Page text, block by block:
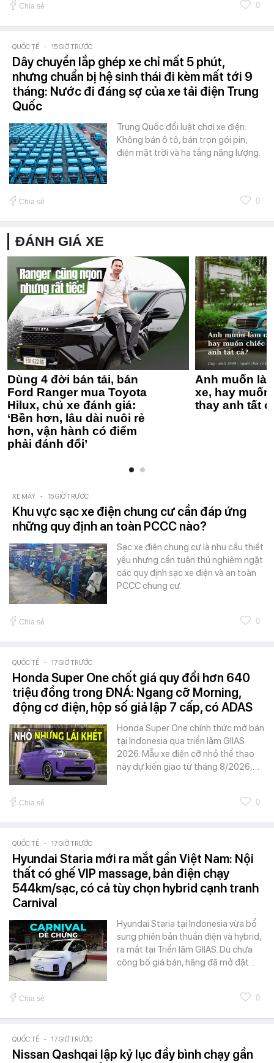
Chia sẻ 0
QUỐC TẾ - 15 GIỜ TRƯỚC
Dây chuyền lắp ghép xe chỉ mất 5 phút,
nhưng chuẩn bị hệ sinh thái đi kèm mất tới 9
tháng: Nước đi đáng sợ của xe tải điện Trung
Quốc
Trung Quốc đổi luật chơi xe điện:
Không bán ô tô, bán trọn gói pin,
điện mặt trời và hạ tầng năng lượng.
Chia sẻ 0
ĐÁNH GIÁ XE
Dùng 4 đời bán tải, bán
Ford Ranger mua Toyota
Hilux, chủ xe đánh giá:
‘Bền hơn, lâu dài nuôi rẻ
hơn, vận hành có điểm
phải đánh đổi’
Anh muốn
xe, hay
thay anh tất
XE MÁY - 15 GIỜ TRƯỚC
Khu vực sạc xe điện chung cư cần đáp ứng
những quy định an toàn PCCC nào?
Sạc xe điện chung cư là nhu cầu thiết
yếu nhưng cần tuân thủ nghiêm ngặt
các quy định sạc xe điện và an toàn
PCCC chung cư.
Chia sẻ 0
QUỐC TẾ - 17 GIỜ TRƯỚC
Honda Super One chốt giá quy đổi hơn 640
triệu đồng trong ĐNÁ: Ngang cỡ Morning,
động cơ điện, hộp số giả lập 7 cấp, có ADAS
Honda Super One chính thức mở bán
tại Indonesia qua triển lãm GIIAS
2026. Mẫu xe điện cỡ nhỏ thể thao
này dự kiến giao từ tháng 8/2026,…
Chia sẻ 0
QUỐC TẾ - 17 GIỜ TRƯỚC
Hyundai Staria mới ra mắt gần Việt Nam: Nội
thất có ghế VIP massage, bản điện chạy
544km/sạc, có cả tùy chọn hybrid cạnh tranh
Carnival
Hyundai Staria tại Indonesia vừa bổ
sung phiên bản thuần điện và hybrid,
ra mắt tại Triển lãm GIIAS. Dù chưa
công bố giá bán, hãng đã mở đặt…
Chia sẻ 0
QUỐC TẾ - 17 GIỜ TRƯỚC
Nissan Qashqai lập kỷ lục đầy bình chạy gần